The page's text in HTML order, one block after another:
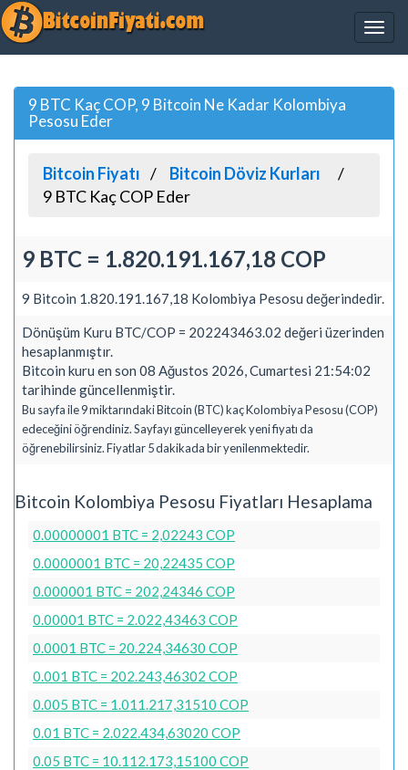
9 BTC Kaç COP, 9 Bitcoin Ne Kadar Kolombiya
Pesosu Eder
Bitcoin Fiyatı
Bitcoin Döviz Kurları
9 BTC Kaç COP Eder
9 BTC = 1.820.191.167,18 COP
9 Bitcoin 1.820.191.167,18 Kolombiya Pesosu değerindedir.
Dönüşüm Kuru BTC/COP = 202243463.02 değeri üzerinden
hesaplanmıştır.
Bitcoin kuru en son 08 Ağustos 2026, Cumartesi 21:54:02
tarihinde güncellenmiştir.
Bu sayfa ile 9 miktarındaki Bitcoin (BTC) kaç Kolombiya Pesosu (COP)
edeceğini öğrendiniz. Sayfayı güncelleyerek yeni fiyatı da
öğrenebilirsiniz. Fiyatlar 5 dakikada bir yenilenmektedir.
Bitcoin Kolombiya Pesosu Fiyatları Hesaplama
0.00000001 BTC = 2,02243 COP
0.0000001 BTC = 20,22435 COP
0.000001 BTC = 202,24346 COP
0.00001 BTC = 2.022,43463 COP
0.0001 BTC = 20.224,34630 COP
0.001 BTC = 202.243,46302 COP
0.005 BTC = 1.011.217,31510 COP
0.01 BTC = 2.022.434,63020 COP
0.05 BTC = 10.112.173,15100 COP